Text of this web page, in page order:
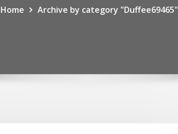
Home Archive by category "Duffee69465"